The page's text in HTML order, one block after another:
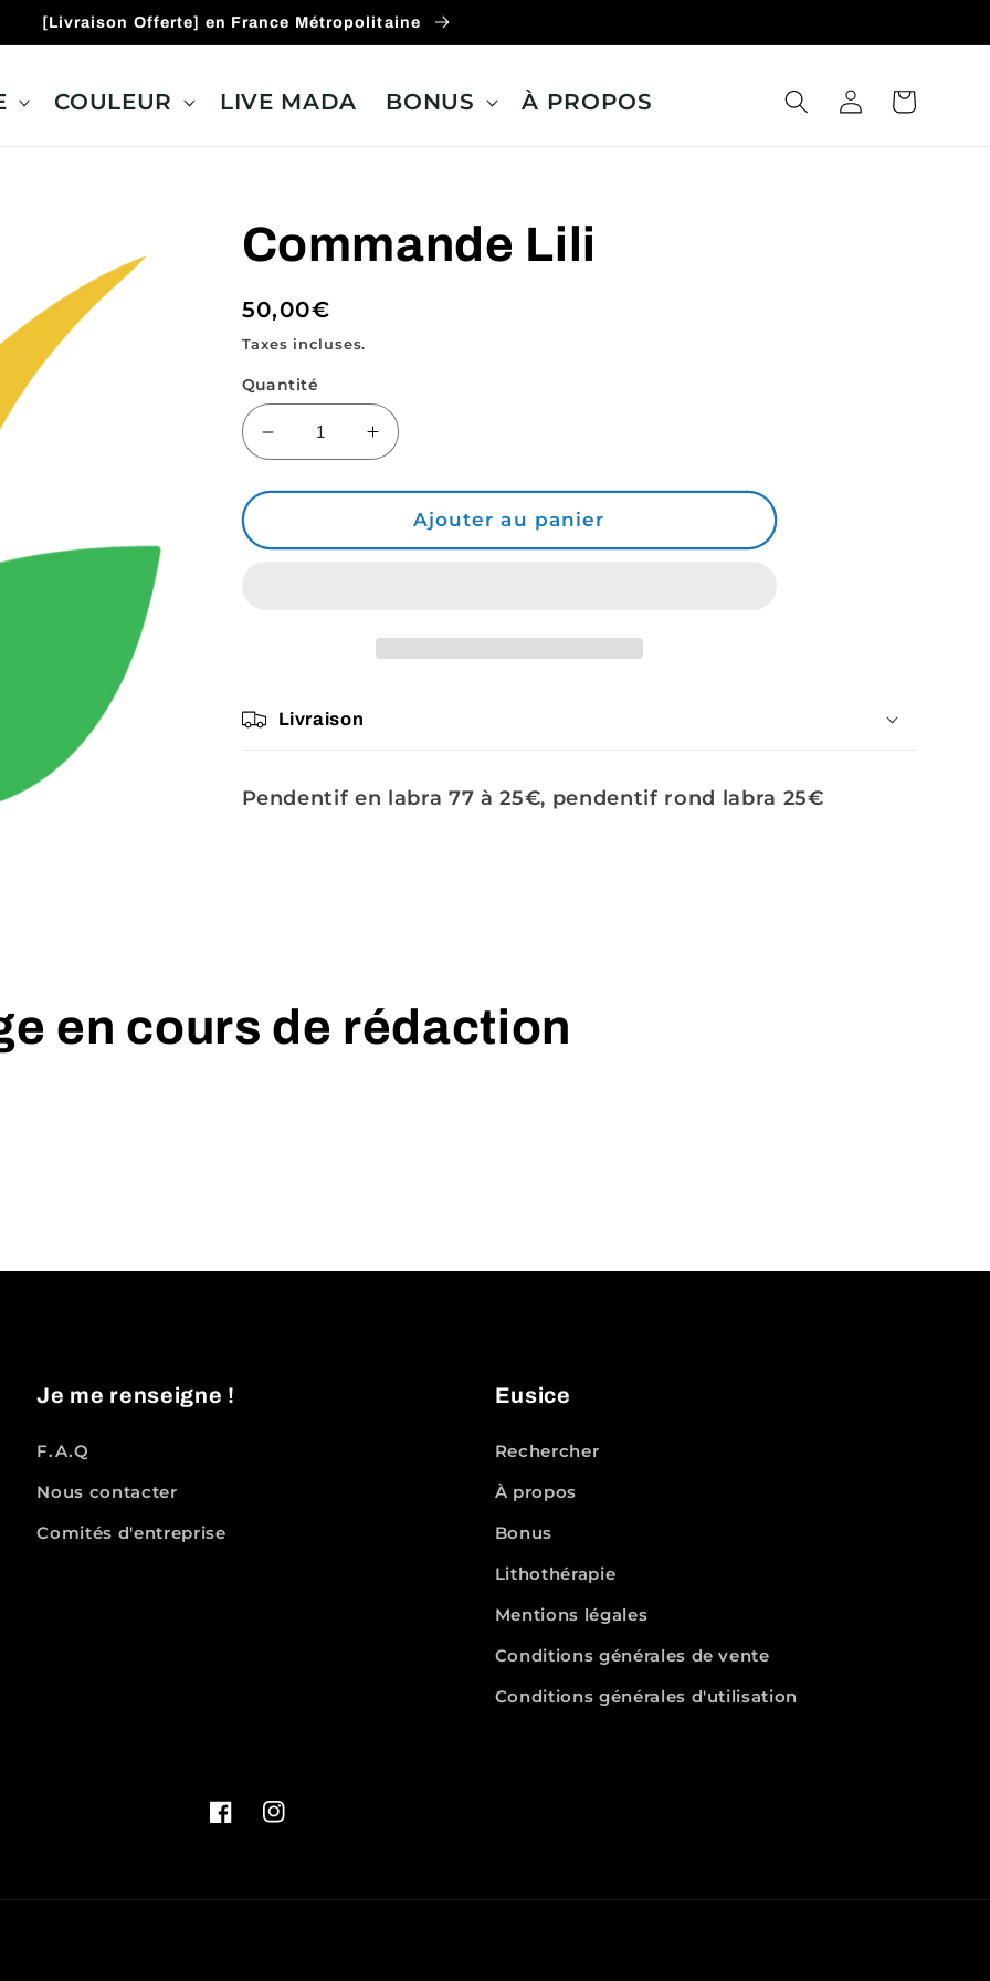
[Livraison Offerte] en France Métropolitaine
COULEUR LIVE MADA BONUS À PROPOS ConnexionPanier
Commande Lili
Prix
habituel
50,00€
Taxes incluses.
Quantité
Réduire
la
quantité
Commande
Augmenter
la
quantité
Commande
Ajouter au panier
Livraison
Pendentif en labra 77 à 25€, pendentif rond labra 25€
en cours de rédaction
Je me renseigne !
F.A.Q
Nous contacter
Comités d'entreprise
Eusice
Rechercher
À propos
Bonus
Lithothérapie
Mentions légales
Conditions générales de vente
Conditions générales d'utilisation
FacebookInstagram